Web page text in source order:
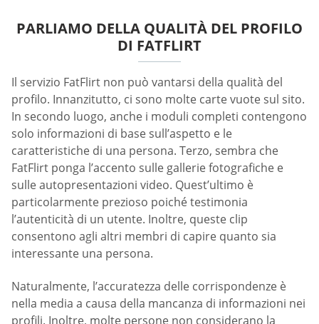
PARLIAMO DELLA QUALITÀ DEL PROFILO
DI FATFLIRT
Il servizio FatFlirt non può vantarsi della qualità del
profilo. Innanzitutto, ci sono molte carte vuote sul sito.
In secondo luogo, anche i moduli completi contengono
solo informazioni di base sull’aspetto e le
caratteristiche di una persona. Terzo, sembra che
FatFlirt ponga l’accento sulle gallerie fotografiche e
sulle autopresentazioni video. Quest’ultimo è
particolarmente prezioso poiché testimonia
l’autenticità di un utente. Inoltre, queste clip
consentono agli altri membri di capire quanto sia
interessante una persona.
Naturalmente, l’accuratezza delle corrispondenze è
nella media a causa della mancanza di informazioni nei
profili. Inoltre, molte persone non considerano la